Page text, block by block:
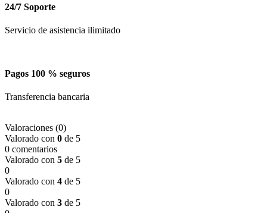
24/7 Soporte
Servicio de asistencia ilimitado
Pagos 100 % seguros
Transferencia bancaria
Valoraciones (0)
Valorado con 0 de 5
0 comentarios
Valorado con 5 de 5
0
Valorado con 4 de 5
0
Valorado con 3 de 5